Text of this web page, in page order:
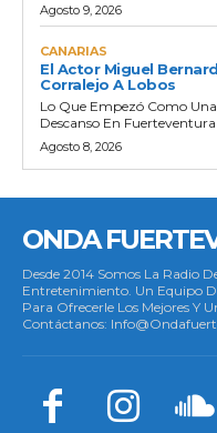
Agosto 9, 2026
CANARIAS
El Actor Miguel
Corralejo A Lobos
Lo Que Empezó Como
Descanso En
Agosto 8, 2026
ONDA
Desde 2014 Somos La Radio
Entretenimiento. Un Equipo
Para Ofrecerle Los Mejores Y
Contáctanos: